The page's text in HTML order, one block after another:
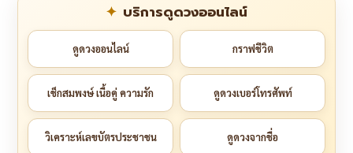
บริการดูดวงออนไลน์
ดูดวงออนไลน์ กราฟชีวิต
เช็กสมพงษ์ เนื้อคู่ ความรัก ดูดวงเบอร์โทรศัพท์
วิเคราะห์เลขบัตรประชาชน ดูดวงจากชื่อ